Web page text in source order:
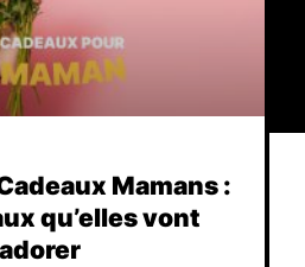
Mamans :
qu’elles vont
adorer